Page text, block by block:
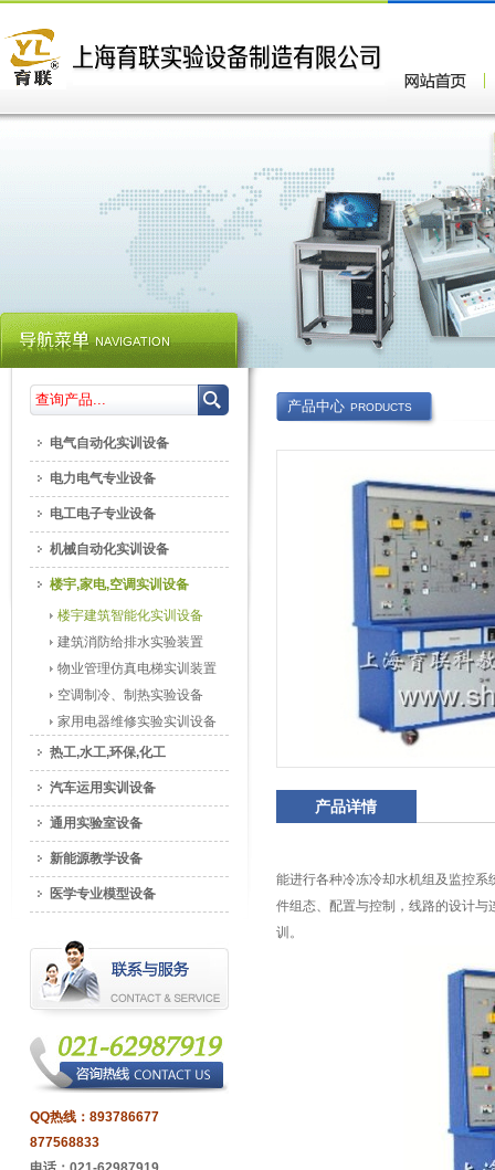
产品中心 PRODUCTS
产品详情
能进行各种冷冻冷却水机组及监控
件组态、配置与控制，线路的设计
训。
电气自动化实训设备
电力电气专业设备
电工电子专业设备
机械自动化实训设备
楼宇,家电,空调实训设备
楼宇建筑智能化实训设备
建筑消防给排水实验装置
物业管理仿真电梯实训装置
空调制冷、制热实验设备
家用电器维修实验实训设备
热工,水工,环保,化工
汽车运用实训设备
通用实验室设备
新能源教学设备
医学专业模型设备
QQ热线： 893786677
877568833